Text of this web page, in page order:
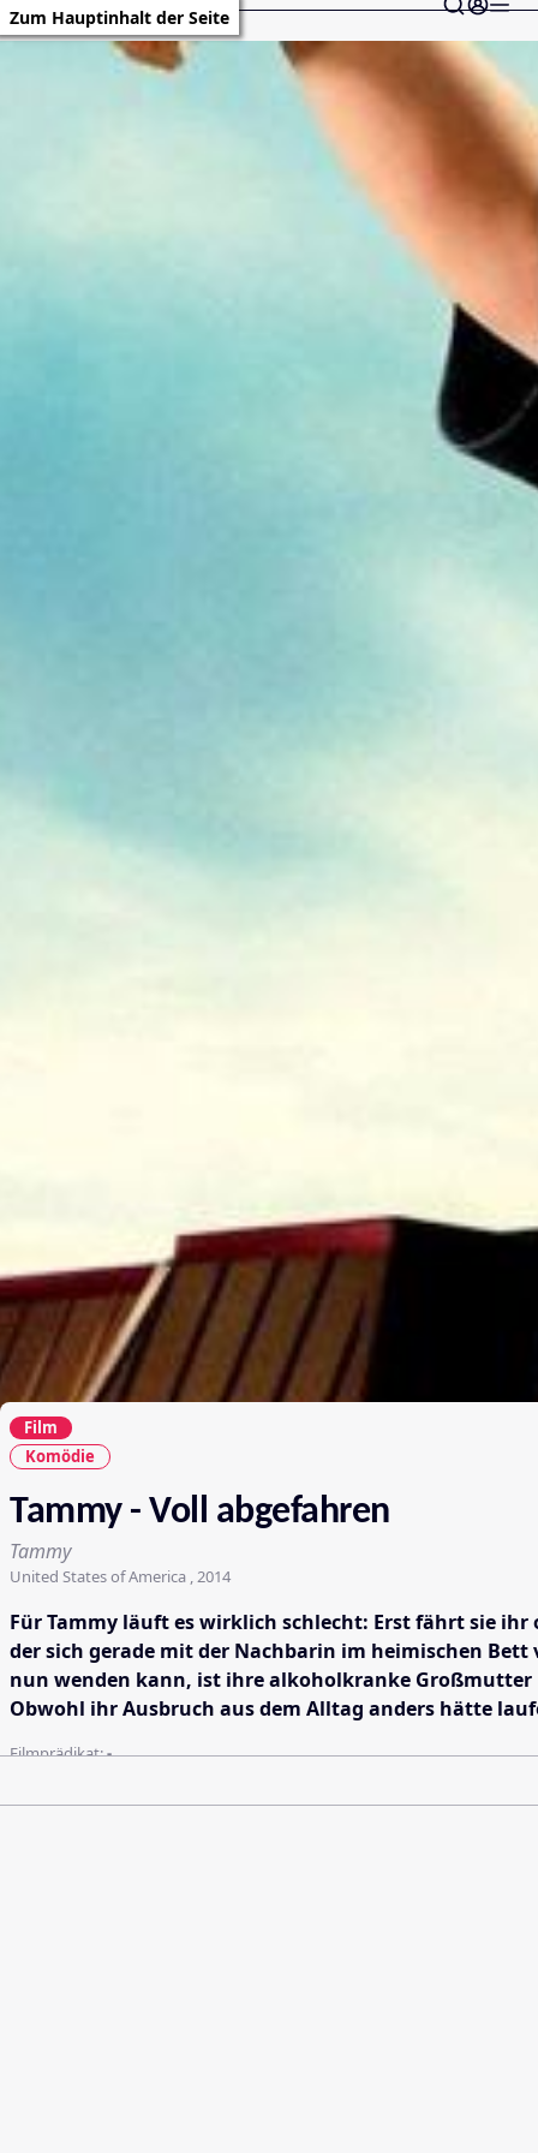
Zum Hauptinhalt der Seite
Film
Komödie
Tammy - Voll abgefahren
Tammy
United States of America , 2014
Für Tammy läuft es wirklich schlecht: Erst fährt sie
der sich gerade mit der Nachbarin im heimischen
nun wenden kann, ist ihre alkoholkranke Großmutter
Obwohl ihr Ausbruch aus dem Alltag anders hätte
Filmprädikat:-